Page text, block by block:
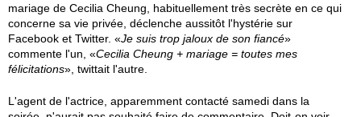
mariage de Cecilia Cheung, habituellement très secrète en ce qui
concerne sa vie privée, déclenche aussitôt l'hystérie sur
Facebook et Twitter. «Je suis trop jaloux de son fiancé»
commente l'un, «Cecilia Cheung + mariage = toutes mes
félicitations», twittait l'autre.
L'agent de l'actrice, apparemment contacté samedi dans la